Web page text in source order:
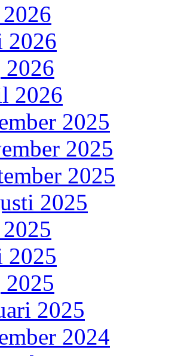
2026
2026
2026
2025
2025
2025
2025
2025
2025
2025
2024